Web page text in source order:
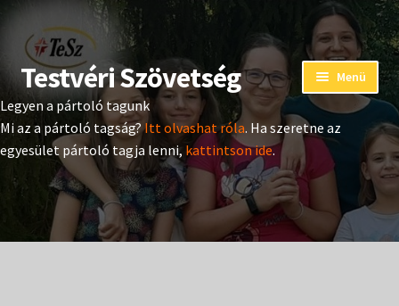
Ugrás
a
navigációhoz
Kilépés
a
tartalomba
Testvéri Szövetség Menü
Eseménynaptár
Adományozás
Pártoló tag belépés
Legyen a pártoló tagunk
Mi az a pártoló tagság?Itt olvashat róla. Ha szeretne az
egyesület pártoló tagja lenni, kattintson ide.